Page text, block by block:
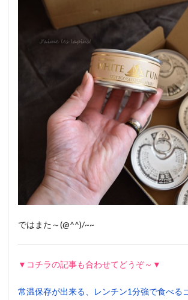
ではまた～(@^^)/~~
▼コチラの記事も合わせてどうぞ～▼
常温保存が出来る、レンチン1分強で食べる